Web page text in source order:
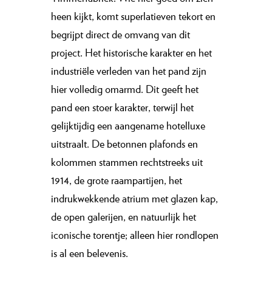
heen kijkt, komt superlatieven tekort en
begrijpt direct de omvang van dit
project. Het historische karakter en het
industriële verleden van het pand zijn
hier volledig omarmd. Dit geeft het
pand een stoer karakter, terwijl het
gelijktijdig een aangename hotelluxe
uitstraalt. De betonnen plafonds en
kolommen stammen rechtstreeks uit
1914, de grote raampartijen, het
indrukwekkende atrium met glazen kap,
de open galerijen, en natuurlijk het
iconische torentje; alleen hier rondlopen
is al een belevenis.